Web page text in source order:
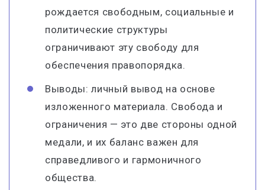
рождается свободным, социальные и
политические структуры
ограничивают эту свободу для
обеспечения правопорядка.
Выводы: личный вывод на основе
изложенного материала. Свобода и
ограничения — это две стороны одной
медали, и их баланс важен для
справедливого и гармоничного
общества.